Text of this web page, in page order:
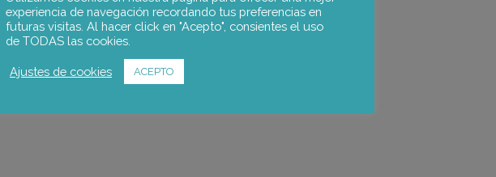
experiencia de navegación recordando tus preferencias en
futuras visitas. Al hacer click en "Acepto", consientes el uso
de TODAS las cookies.
Ajustes de cookies ACEPTO